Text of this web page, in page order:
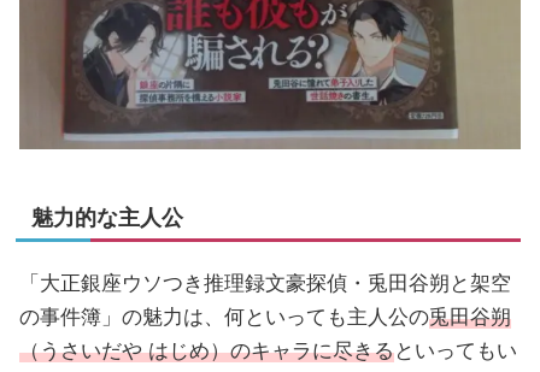
魅力的な主人公
「大正銀座ウソつき推理録文豪探偵・兎田谷朔と架空
の事件簿」の魅力は、何といっても主人公の兎田谷朔
（うさいだや はじめ）のキャラに尽きるといってもい